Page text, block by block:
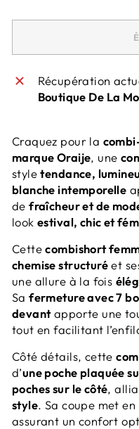
Récupération
Boutique De La
Craquez pour la
marque Oraije, une
style tendance,
blanche intemporelle
de fraîcheur et de
look estival, chic et
Cette combishort
chemise structuré et
une allure à la fois
Sa fermeture avec 7
devant apporte une
tout en facilitant
Côté détails, cette
d’une poche plaquée
poches sur le côté,
style. Sa coupe met
assurant un confort